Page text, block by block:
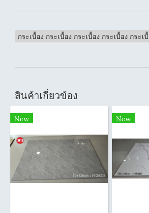
กระเบื้อง กระเบื้อง กระเบื้อง กระเบื้อง กระเ
สินค้าเกี่ยวข้อง
New New